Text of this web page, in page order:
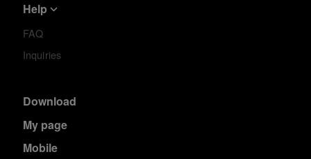
Help
FAQ
Inquiries
Download
My page
Mobile